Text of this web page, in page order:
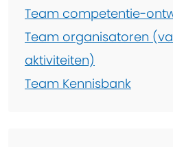
Team competentie-
Team organisatoren
aktiviteiten)
Team Kennisbank